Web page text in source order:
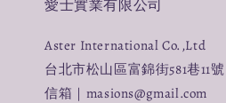
愛士實業有限公司
Aster International Co.,Ltd
台北市松山區富錦街581巷11號
信箱｜masions@gmail.com